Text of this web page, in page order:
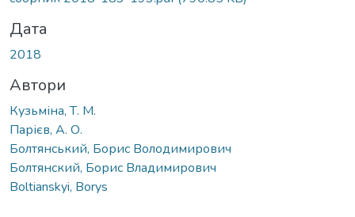
Дата
2018
Автори
Кузьміна, Т. М.
Парієв, А. О.
Болтянський, Борис Володимирович
Болтянский, Борис Владимирович
Boltianskyi, Borys